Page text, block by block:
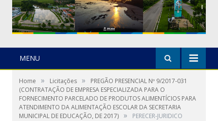
MENU
Home » Licitações »
PREGÃO PRESENCIAL Nº 9/2017-031
(CONTRATAÇÃO DE EMPRESA ESPECIALIZADA PARA O
FORNECIMENTO PARCELADO DE PRODUTOS ALIMENTÍCIOS PARA
ATENDIMENTO DA ALIMENTAÇÃO ESCOLAR DA SECRETARIA
MUNICIPAL DE EDUCAÇÃO, DE 2017) » PERECER-JURIDICO